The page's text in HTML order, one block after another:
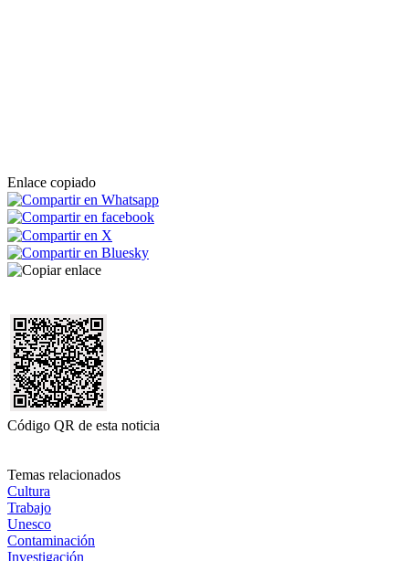
Enlace copiado
Código QR de esta noticia
Temas relacionados
Cultura
Trabajo
Unesco
Contaminación
Investigación